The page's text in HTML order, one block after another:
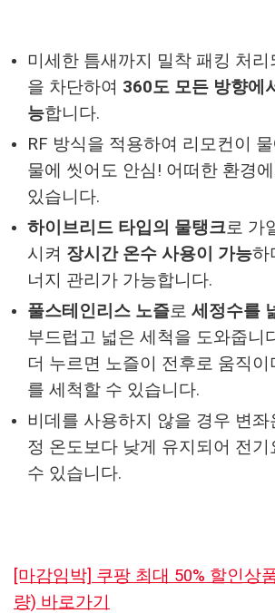
미세한 틈새까지 밀착 패킹 처리
을 차단하여 360도 모든 방향에
능합니다.
RF 방식을 적용하여 리모컨이
물에 씻어도 안심! 어떠한 환경
있습니다.
하이브리드 타입의 물탱크로 가
시켜 장시간 온수 사용이 가능하
너지 관리가 가능합니다.
풀스테인리스 노즐로 세정수를
부드럽고 넓은 세척을 도와줍니
더 누르면 노즐이 전후로 움직이
를 세척할 수 있습니다.
비데를 사용하지 않을 경우 변좌
정 온도보다 낮게 유지되어 전
수 있습니다.
[마감임박] 쿠팡 최대 50% 할인상
량) 바로가기